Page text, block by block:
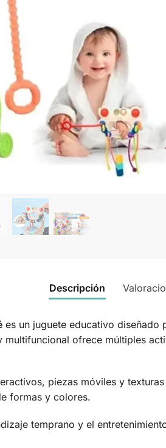
Descripción
es un juguete educativo diseñado
ofrece múltiples
piezas móviles y
formas y colores.
temprano y el